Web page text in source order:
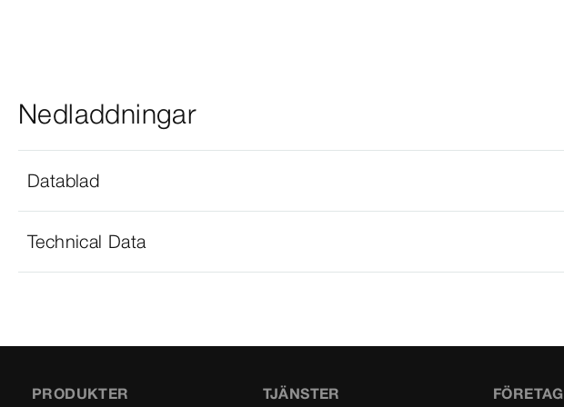
Nedladdningar
Datablad
Technical Data
PRODUKTER TJÄNSTER FÖRETAG